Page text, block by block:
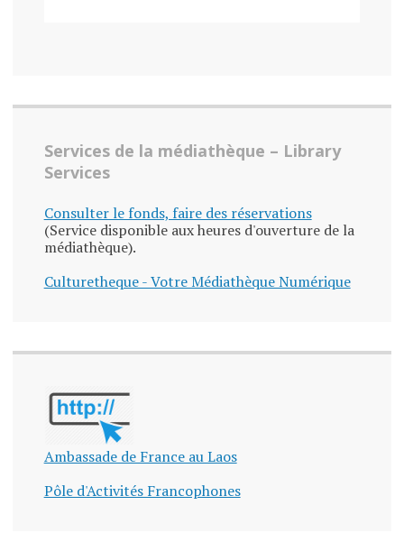
Services de la médiathèque – Library
Services
Consulter le fonds, faire des réservations
(Service disponible aux heures d'ouverture de la
médiathèque).
Culturetheque - Votre Médiathèque Numérique
Ambassade de France au Laos
Pôle d'Activités Francophones